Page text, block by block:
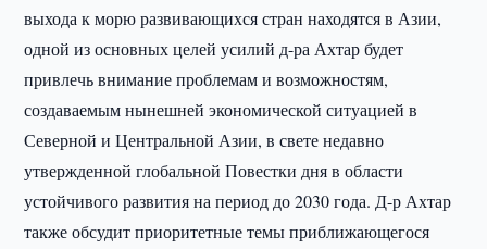
выхода к морю развивающихся стран находятся в Азии,
одной из основных целей усилий д-ра Ахтар будет
привлечь внимание проблемам и возможностям,
создаваемым нынешней экономической ситуацией в
Северной и Центральной Азии, в свете недавно
утвержденной глобальной Повестки дня в области
устойчивого развития на период до 2030 года. Д-р Ахтар
также обсудит приоритетные темы приближающегося